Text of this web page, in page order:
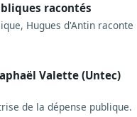
racontés
Hugues d'Antin raconte
Valette (Untec)
de la dépense publique.